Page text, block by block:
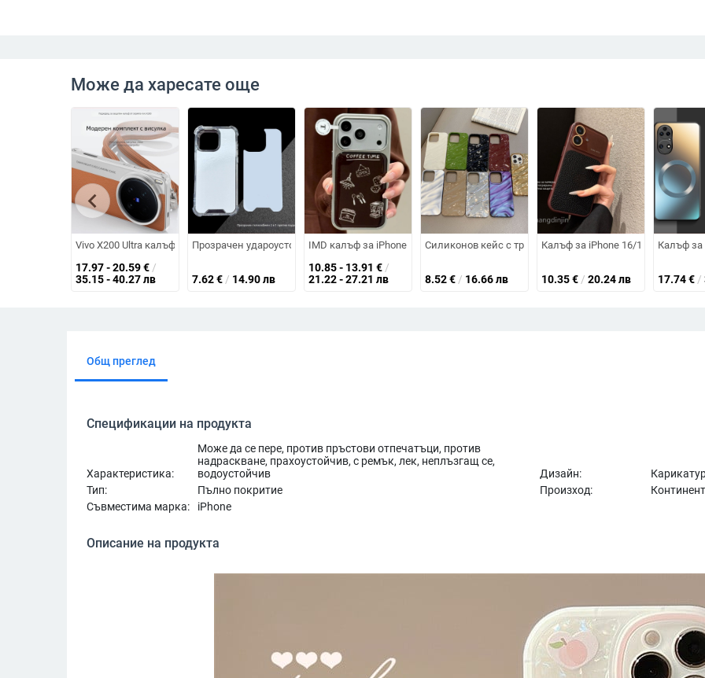
Може да харесате още
Vivo X200 Ultra калъф за телефон с кожена текстура и стил на камера, удароустойчив X200S/X200 Pro
17.97 - 20.59€ /
35.15 - 40.27 лв
Прозрачен удароустойчив калъф за iPhone – двоен термопреносен дизайн, празен за DIY, екологично
7.62€ / 14.90 лв
IMD калъф за iPhone 17 Pro Max, епоксидно покритие, дизайн есенно-зимна
10.85 - 13.91 € /
21.22 - 27.21 лв
Силиконов кейс с триизмерен плисиран модел за
8.52€ / 16.66 лв
Калъф за iPhone 16/17 с есенно-
10.35€ / 20.24 лв
Калъф за
17.74€ /
chevron_left
Общ преглед
Спецификации на продукта
Характеристика:
Може да се пере, против пръстови отпечатъци, против
надраскване, прахоустойчив, с ремък, лек, неплъзгащ се,
водоустойчив
Дизайн:
Тип:
Пълно покритие Произход:
Съвместима марка:
iPhone
Описание на продукта